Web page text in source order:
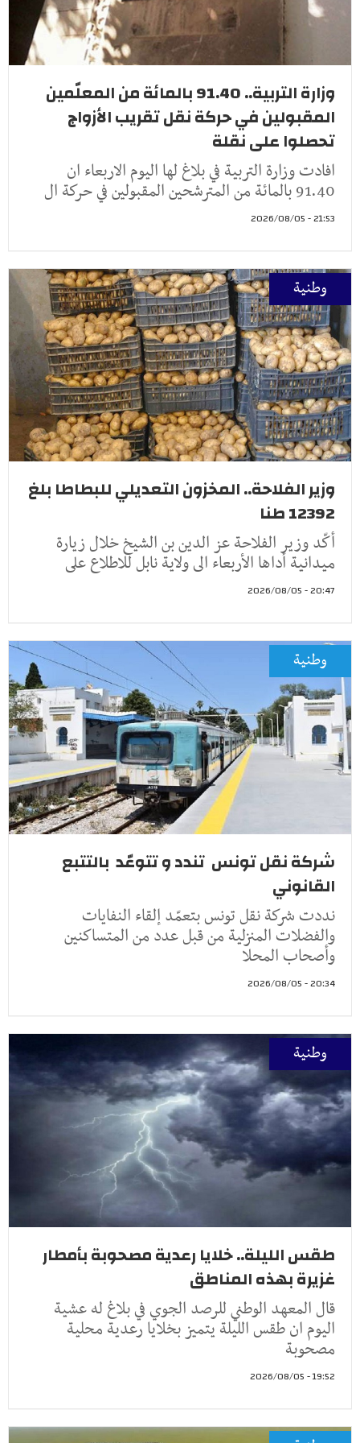
وزارة التربية.. 91.40 بالمائة من المعلّمين
المقبولين في حركة نقل تقريب الأزواج
تحصلوا على نقلة
افادت وزارة التربية في بلاغ لها اليوم الاربعاء ان
91.40 بالمائة من المترشحين المقبولين في حركة ال
21:53 - 2026/08/05
وطنية
وزير الفلاحة.. المخزون التعديلي للبطاطا بلغ
12392 طنا
أكّد وزير الفلاحة عز الدين بن الشيخ خلال زيارة
ميدانية أداها الأربعاء الى ولاية نابل للاطلاع على
20:47 - 2026/08/05
وطنية
شركة نقل تونس تندد و تتوعّد بالتتبع
القانوني
نددت شركة نقل تونس بتعمّد إلقاء النفايات
والفضلات المنزلية من قبل عدد من المتساكنين
وأصحاب المحلا
20:34 - 2026/08/05
وطنية
طقس الليلة.. خلايا رعدية مصحوبة بأمطار
غزيرة بهذه المناطق
قال المعهد الوطني للرصد الجوي في بلاغ له عشية
اليوم ان طقس الليلة يتميز بخلايا رعدية محلية
مصحوبة
19:52 - 2026/08/05